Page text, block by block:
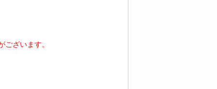
ざいます。